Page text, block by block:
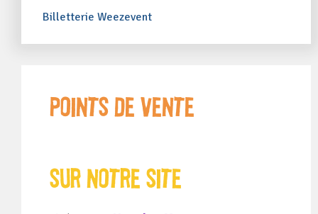
Billetterie Weezevent
Points de vente
Sur notre site